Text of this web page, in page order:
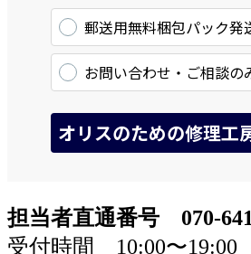
担当者直通番号 070-
受付時間 10:00〜19:00